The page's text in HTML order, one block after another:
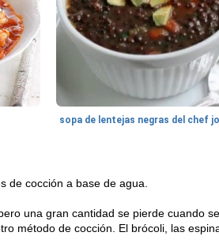
sopa de lentejas negras del chef
de cocción a base de agua.
una gran cantidad se pierde cuando
método de cocción. El brócoli, las